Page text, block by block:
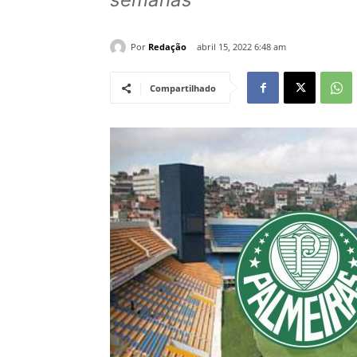
Por Redação abril 15, 2022 6:48 am
Compartilhado